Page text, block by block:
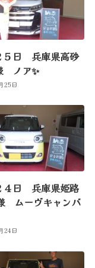
５日 兵庫県高砂
ノア✨
25日
４日 兵庫県姫路
ムーヴキャンバ
24日